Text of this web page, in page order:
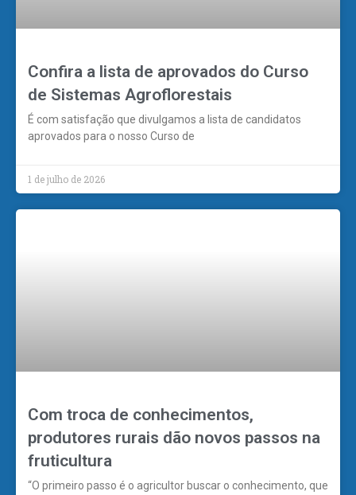
Confira a lista de aprovados do Curso
de Sistemas Agroflorestais
É com satisfação que divulgamos a lista de candidatos
aprovados para o nosso Curso de
1 de julho de 2026
Com troca de conhecimentos,
produtores rurais dão novos passos na
fruticultura
“O primeiro passo é o agricultor buscar o conhecimento, que